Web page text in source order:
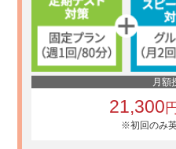
月額
21,300
※初回のみ